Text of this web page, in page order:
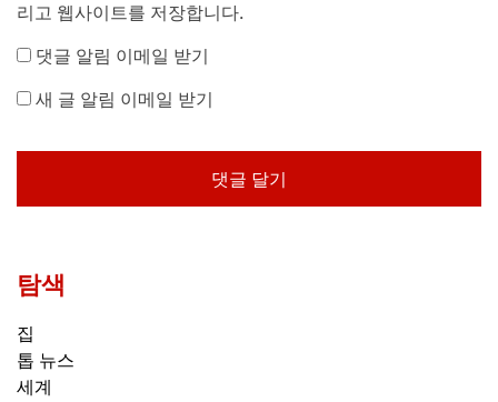
리고 웹사이트를 저장합니다.
댓글 알림 이메일 받기
새 글 알림 이메일 받기
탐색
집
톱 뉴스
세계